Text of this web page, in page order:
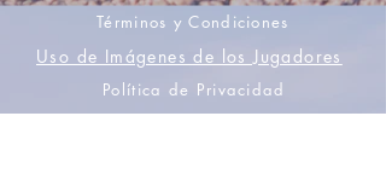
Términos y Condiciones
Uso de Imágenes de los Jugadores
Política de Privacidad